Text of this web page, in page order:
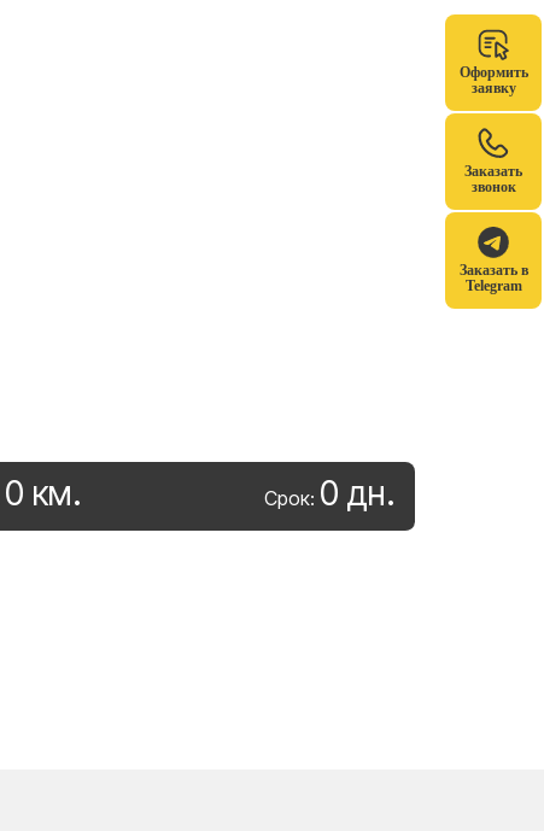
Оформить
заявку
Заказать
звонок
Заказать в
Telegram
0 км. Срок: 0 дн.